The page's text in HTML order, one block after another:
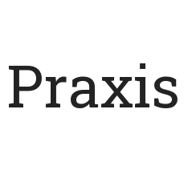
Praxis